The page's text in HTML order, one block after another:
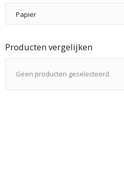
Papier
Producten vergelijken
Geen producten geselecteerd.